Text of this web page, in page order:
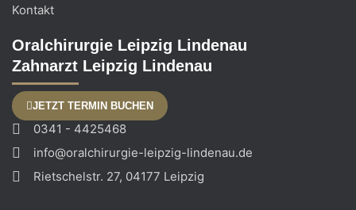
Kontakt
Oralchirurgie Leipzig Lindenau
Zahnarzt Leipzig Lindenau
JETZT TERMIN BUCHEN
0341 - 4425468
info@oralchirurgie-leipzig-lindenau.de
Rietschelstr. 27, 04177 Leipzig